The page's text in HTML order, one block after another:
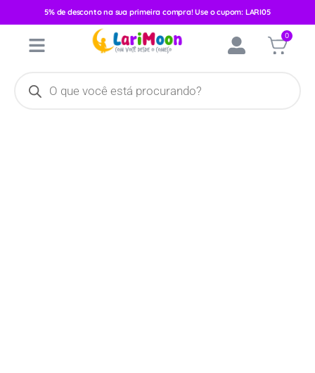
5% de desconto na sua primeira compra! Use o cupom: LARI05
0
Acessórios/ Brinquedos e Pelúcias
Chocalhos e
Mordedores
/ Mordedor Bebê Látex Macio Cebolinha Turma da